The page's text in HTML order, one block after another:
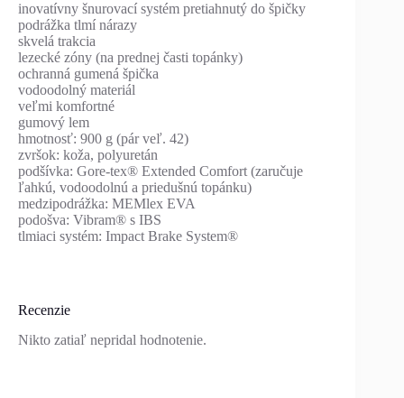
inovatívny šnurovací systém pretiahnutý do špičky
podrážka tlmí nárazy
skvelá trakcia
lezecké zóny (na prednej časti topánky)
ochranná gumená špička
vodoodolný materiál
veľmi komfortné
gumový lem
hmotnosť: 900 g (pár veľ. 42)
zvršok: koža, polyuretán
podšívka: Gore-tex® Extended Comfort (zaručuje
ľahkú, vodoodolnú a priedušnú topánku)
medzipodrážka: MEMlex EVA
podošva: Vibram® s IBS
tlmiaci systém: Impact Brake System®
Recenzie
Nikto zatiaľ nepridal hodnotenie.